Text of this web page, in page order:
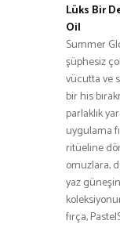
Lüks Bir
Oil
Summer
şüphesiz
vücutta ve
bir his
parlaklık
uygulama
ritüeline
omuzlara,
yaz
fırça,